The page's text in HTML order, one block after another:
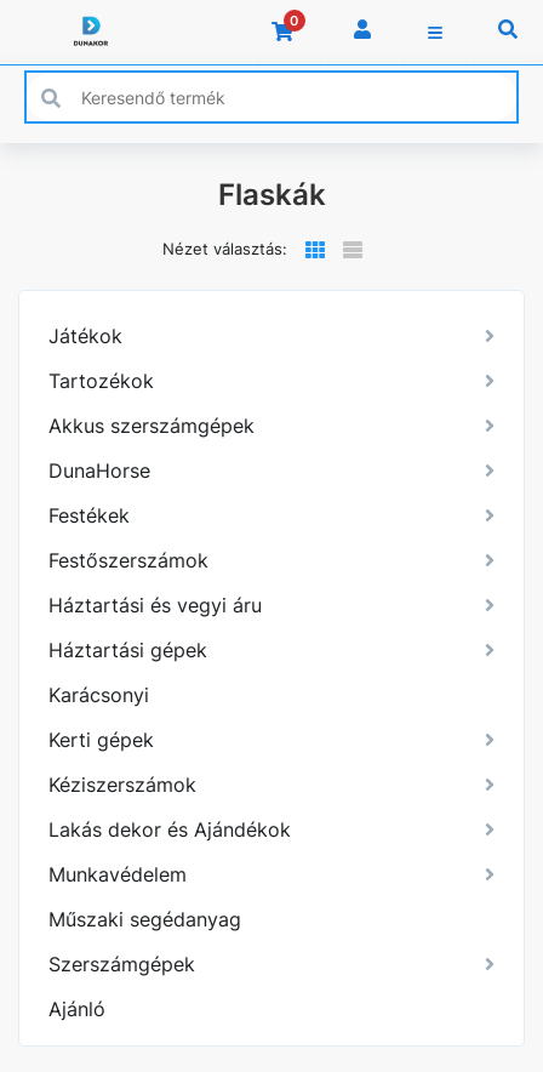
0
Flaskák
Nézet választás:
Játékok
Tartozékok
Akkus szerszámgépek
DunaHorse
Festékek
Festőszerszámok
Háztartási és vegyi áru
Háztartási gépek
Karácsonyi
Kerti gépek
Kéziszerszámok
Lakás dekor és Ajándékok
Munkavédelem
Műszaki segédanyag
Szerszámgépek
Ajánló